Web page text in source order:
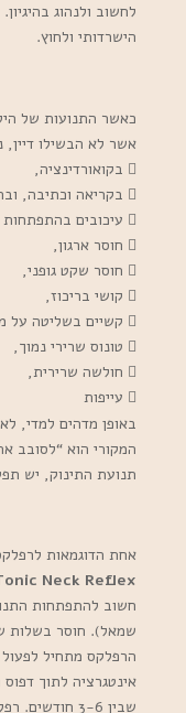
לחשוב ולנהוג
הישרדותי ולחוץ.
כאשר התנועות של
אשר לא הבשילו דיין,
 בקואורדינציה,
 בקריאה וכתיבה, ובהטמעת ידע
 עיכובים בהתפתחות שפה,
 חוסר ארגון,
 חוסר שקט גופני,
 קושי בריכוז,
 קשיים בשליטה על מערכות גופניות (שתן, לדוגמא)
 טונוס שרירי נמוך,
 חולשה שרירית,
 עייפות
באופן מדהים למדי,
המקורי הוא “לסובב
תנועת התינוק, יש
אחת הדוגמאות
Neck Reflex.
חשוב להתפתחות
שמאל). חוסר בשלות
אינטגרציה לתוך